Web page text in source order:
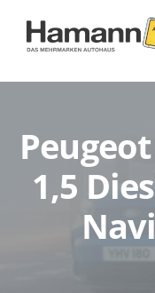
Inhalt
springen
Gebrauchtwagen
Aktionen &
1,5